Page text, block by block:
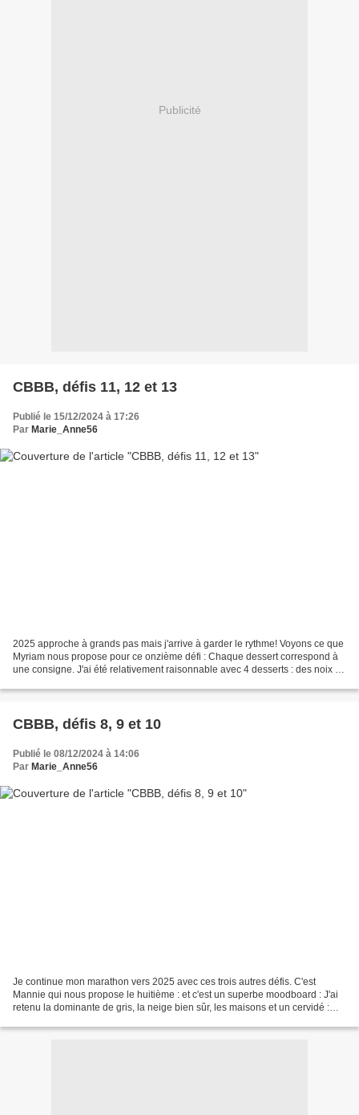
Publicité
CBBB, défis 11, 12 et 13
Publié le 15/12/2024 à 17:26
Par Marie_Anne56
2025 approche à grands pas mais j'arrive à garder le rythme! Voyons ce que
Myriam nous propose pour ce onzième défi : Chaque dessert correspond à
une consigne. J'ai été relativement raisonnable avec 4 desserts : des noix et
CBBB, défis 8, 9 et 10
Publié le 08/12/2024 à 14:06
Par Marie_Anne56
Je continue mon marathon vers 2025 avec ces trois autres défis. C'est
Mannie qui nous propose le huitième : et c'est un superbe moodboard : J'ai
retenu la dominante de gris, la neige bien sûr, les maisons et un cervidé :